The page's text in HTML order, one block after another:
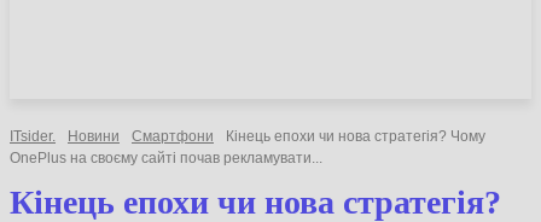
ITsider. Новини Смартфони
Кінець епохи чи нова стратегія? Чому
OnePlus на своєму сайті почав рекламувати...
Кінець епохи чи нова стратегія?